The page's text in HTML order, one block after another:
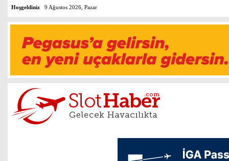
Hoşgeldiniz 9 Ağustos 2026, Pazar